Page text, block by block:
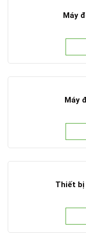
Máy
Máy
Thiết bị